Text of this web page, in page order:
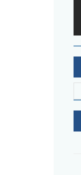
各
室